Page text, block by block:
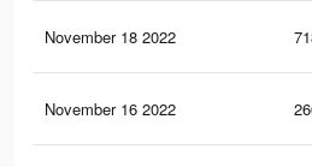
November 18 2022
November 16 2022